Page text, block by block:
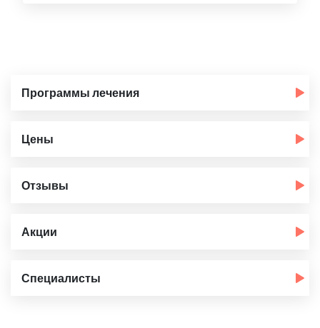
Программы лечения
Цены
Отзывы
Акции
Специалисты